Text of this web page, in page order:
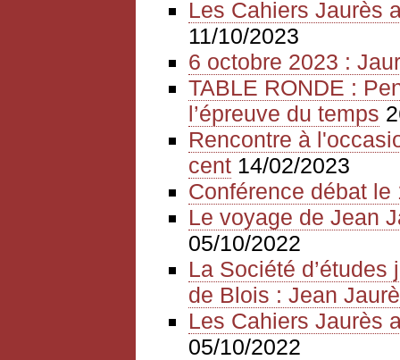
Les Cahiers Jaurès
11/10/2023
6 octobre 2023 :
TABLE RONDE :
l’épreuve du temps
Rencontre à
cent 14/02/2023
Conférence débat
Le voyage de Jean
05/10/2022
La Société
de Blois : Jean
Les Cahiers Jaurès
05/10/2022